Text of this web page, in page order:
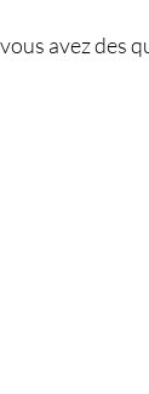
avez des